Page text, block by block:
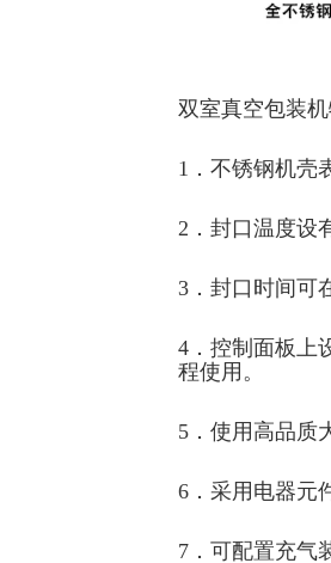
双室真空包装
1．不锈钢机壳
2．封口温度设
3．封口时间可
4．控制面板上
程使用。
5．使用高品质
6．采用 电器元
7．可配置充气